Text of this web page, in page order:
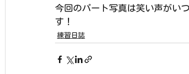
今回のパート写真は笑い声がい
す！
練習日誌